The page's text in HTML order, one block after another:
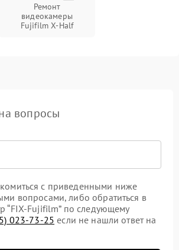
Ремонт
видеокамеры
Fujifilm X‑Half
вопросы
с приведенными ниже
вопросами, либо обратиться в
“FIX-Fujifilm” по следующему
023-73-25 если не нашли ответ на